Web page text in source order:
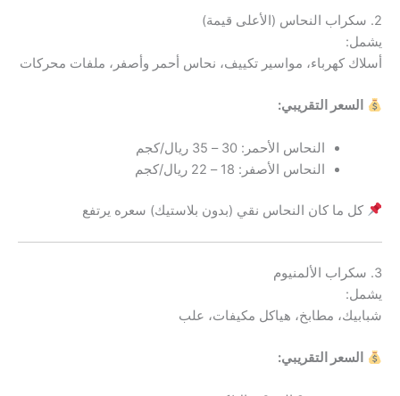
2. سكراب النحاس (الأعلى قيمة)
يشمل:
أسلاك كهرباء، مواسير تكييف، نحاس أحمر وأصفر، ملفات محركات
السعر التقريبي:
النحاس الأحمر: 30 – 35 ريال/كجم
النحاس الأصفر: 18 – 22 ريال/كجم
كل ما كان النحاس نقي (بدون بلاستيك) سعره يرتفع
3. سكراب الألمنيوم
يشمل:
شبابيك، مطابخ، هياكل مكيفات، علب
السعر التقريبي: